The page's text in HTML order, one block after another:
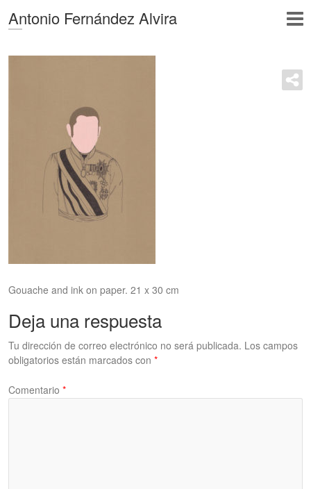
Antonio Fernández Alvira
Gouache and ink on paper. 21 x 30 cm
Deja una respuesta
Tu dirección de correo electrónico no será publicada. Los campos
obligatorios están marcados con *
Comentario *